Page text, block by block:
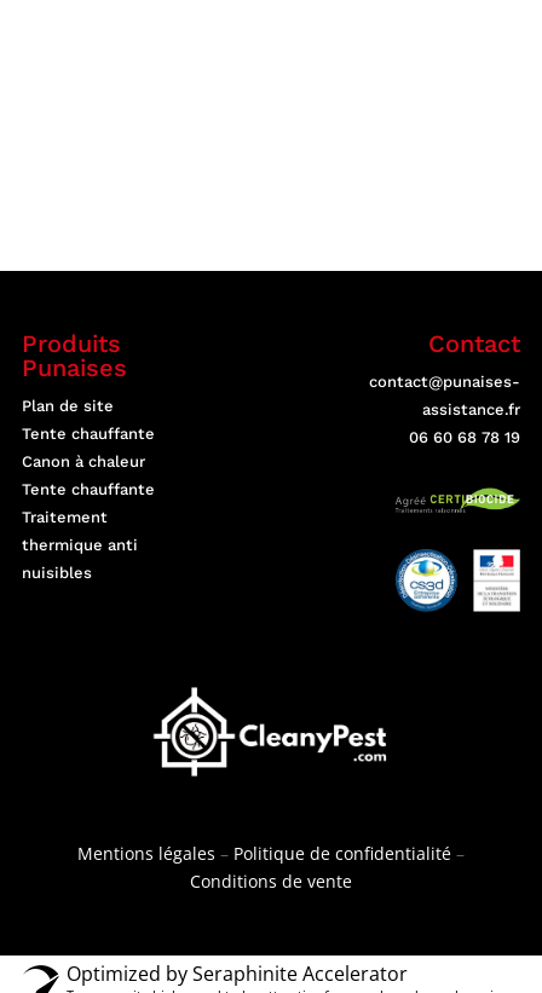
Produits
Punaises
Plan de site
Tente chauffante
Canon à chaleur
Tente chauffante
Traitement
thermique anti
nuisibles
Contact
contact@punaises-
assistance.fr
06 60 68 78 19
Mentions légales – Politique de confidentialité–
Conditions de vente
Nous utilisons des cookies pour vous garantir la meilleure
OK
Politique de confidentialité
Optimized by Seraphinite Accelerator